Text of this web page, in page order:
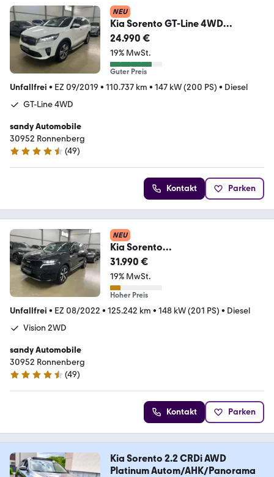
NEU
Kia Sorento GT-Line 4WD
7.Sitzer/LED/PANO/AHK/360°Ka
24.990 €
19% MwSt.
Guter Preis
Unfallfrei • EZ 09/2019 • 110.737 km • 147 kW (200 PS) • Diesel
GT-Line 4WD
sandy Automobile
30952 Ronnenberg
4.7 Sterne
(49)
Kontakt Parken
NEU
Kia Sorento
Vision7.Sitzer/LED/Kamera/DAB/A
CC/DAB
31.990 €
19% MwSt.
Hoher Preis
Unfallfrei • EZ 08/2022 • 125.242 km • 148 kW (201 PS) • Diesel
Vision 2WD
sandy Automobile
30952 Ronnenberg
4.7 Sterne
(49)
Kontakt Parken
Kia Sorento 2.2 CRDi AWD
Platinum Autom/AHK/Panorama